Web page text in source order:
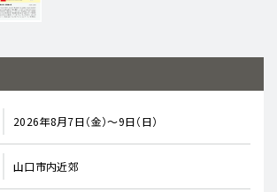
2026年8月7日（金）〜9日（日）
山口市内近郊